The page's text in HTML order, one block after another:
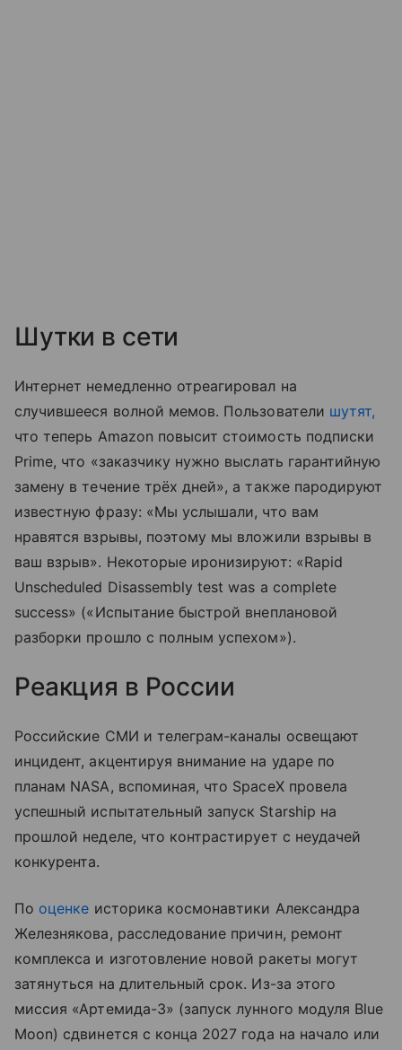
Шутки в сети
Интернет немедленно отреагировал на
случившееся волной мемов. Пользователи шутят,
что теперь Amazon повысит стоимость подписки
Prime, что «заказчику нужно выслать гарантийную
замену в течение трёх дней», а также пародируют
известную фразу: «Мы услышали, что вам
нравятся взрывы, поэтому мы вложили взрывы в
ваш взрыв». Некоторые иронизируют: «Rapid
Unscheduled Disassembly test was a complete
success» («Испытание быстрой внеплановой
разборки прошло с полным успехом»).
Реакция в России
Российские СМИ и телеграм-каналы освещают
инцидент, акцентируя внимание на ударе по
планам NASA, вспоминая, что SpaceX провела
успешный испытательный запуск Starship на
прошлой неделе, что контрастирует с неудачей
конкурента.
По оценке историка космонавтики Александра
Железнякова, расследование причин, ремонт
комплекса и изготовление новой ракеты могут
затянуться на длительный срок. Из-за этого
миссия «Артемида-3» (запуск лунного модуля Blue
Moon) сдвинется с конца 2027 года на начало или